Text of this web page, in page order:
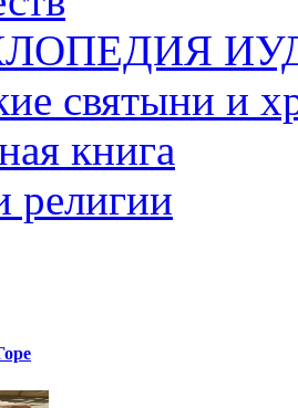
святыни и
книга
религии